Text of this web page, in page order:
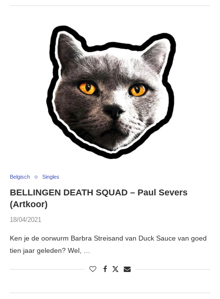
Belgisch Singles
BELLINGEN DEATH SQUAD – Paul Severs
(Artkoor)
18/04/2021
Ken je de oorwurm Barbra Streisand van Duck Sauce van goed
tien jaar geleden? Wel, …